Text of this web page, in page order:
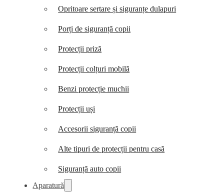
Opritoare sertare și siguranțe dulapuri
Porți de siguranță copii
Protecții priză
Protecții colțuri mobilă
Benzi protecție muchii
Protecții uși
Accesorii siguranță copii
Alte tipuri de protecții pentru casă
Siguranță auto copii
Aparatură